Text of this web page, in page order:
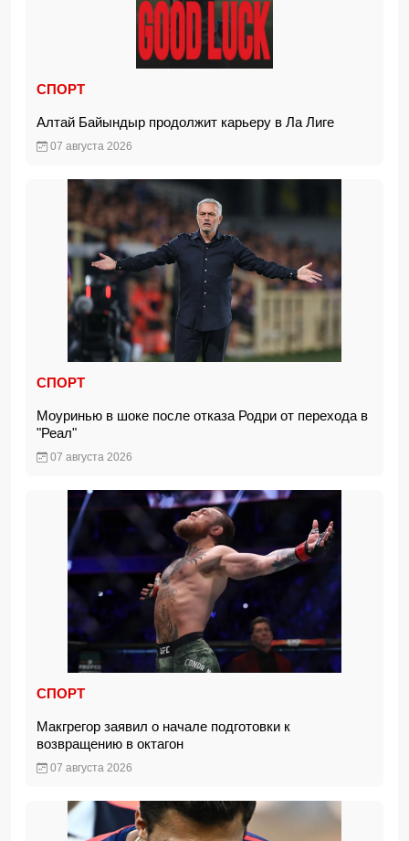
СПОРТ
Алтай Байындыр продолжит карьеру в Ла Лиге
07 августа 2026
СПОРТ
Моуринью в шоке после отказа Родри от перехода в
"Реал"
07 августа 2026
СПОРТ
Макгрегор заявил о начале подготовки к
возвращению в октагон
07 августа 2026